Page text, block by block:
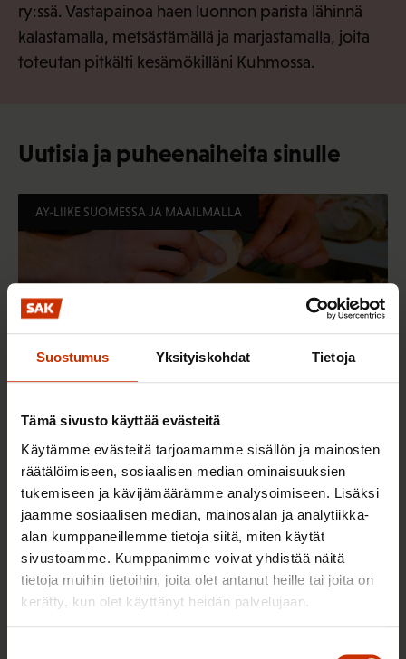
Suostumus Yksityiskohdat Tietoja
Tämä sivusto käyttää evästeitä
Käytämme evästeitä tarjoamamme sisällön ja mainosten
räätälöimiseen, sosiaalisen median ominaisuuksien
tukemiseen ja kävijämäärämme analysoimiseen. Lisäksi
jaamme sosiaalisen median, mainosalan ja analytiikka-
alan kumppaneillemme tietoja siitä, miten käytät
sivustoamme. Kumppanimme voivat yhdistää näitä
tietoja muihin tietoihin, joita olet antanut heille tai joita on
kerätty, kun olet käyttänyt heidän palvelujaan.
ry:ssä. Vastapainoa haen luonnon parista lähinnä
kalastamalla, metsästämällä ja marjastamalla, joita
toteutan pitkälti kesämökilläni Kuhmossa.
Uutisia ja puheenaiheita sinulle
AY-LIIKE SUOMESSA JA MAAILMALLA
6.8.2026 9:52
SAK tukee ammattiliittojen jäsenten
harrastustoimintaa – hae apurahaa elokuun
aikana
TALOUS JA ELINKEINOELÄMÄ